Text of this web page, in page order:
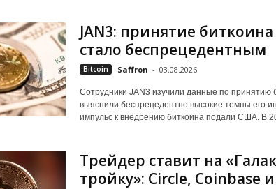
JAN3: принятие биткоина
стало беспрецедентным
Bitcoin Saffron - 03.08.2026
Сотрудники JAN3 изучили данные по принятию
выяснили беспрецедентно высокие темпы его
импульс к внедрению биткоина подали США. В
Трейдер ставит на
тройку»: Circle, Coinbase и